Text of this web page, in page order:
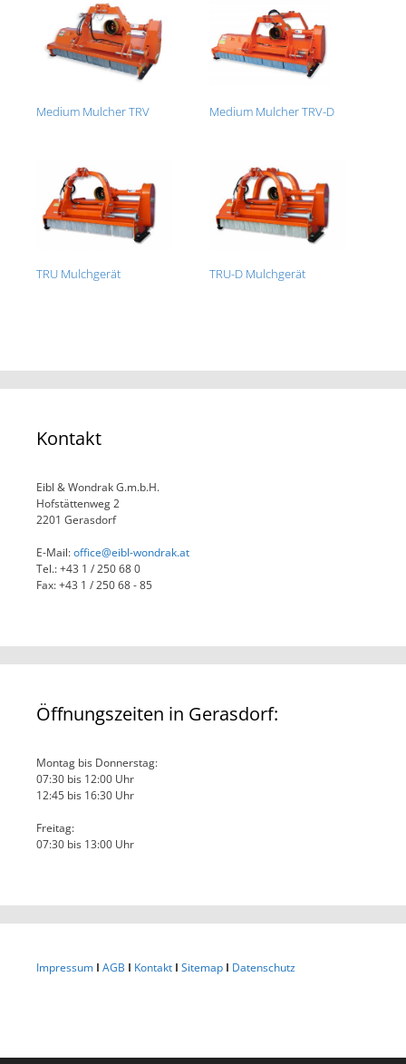
Medium Mulcher TRV Medium Mulcher TRV-D
TRU Mulchgerät TRU-D Mulchgerät
Kontakt
Eibl & Wondrak G.m.b.H.
Hofstättenweg 2
2201 Gerasdorf
E-Mail:office@eibl-wondrak.at
Tel.: +43 1 / 250 68 0
Fax: +43 1 / 250 68 - 85
Öffnungszeiten in Gerasdorf:
Montag bis Donnerstag:
07:30 bis 12:00 Uhr
12:45 bis 16:30 Uhr
Freitag:
07:30 bis 13:00 Uhr
Impressum I AGB I Kontakt I Sitemap I Datenschutz